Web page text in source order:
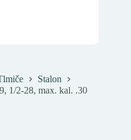
Stalon
1/2-28, max. kal. .30